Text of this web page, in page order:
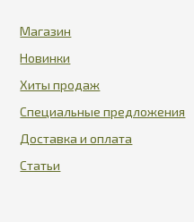
Магазин
Новинки
Хиты продаж
Специальные предложения
Доставка и оплата
Статьи